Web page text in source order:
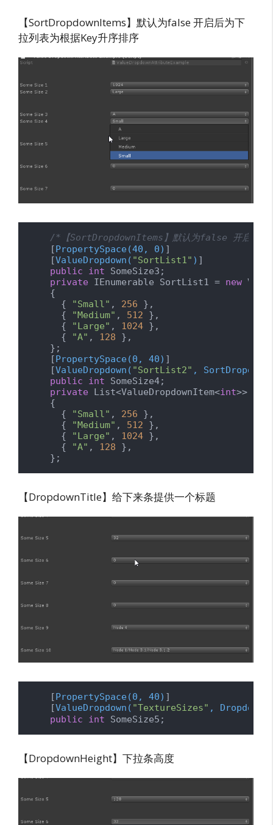
【SortDropdownItems】默认为false 开启后为下
拉列表为根据Key升序排序
/*【SortDropdownItems】默认为false 开启后为
    [
PropertySpace(40, 0) ]
    [
ValueDropdown( "SortList1" ) ]
public
int SomeSize3;
private IEnumerable SortList1 = new
    {
      {
"Small" , 256 },
      {
"Medium" , 512 },
      {
"Large" , 1024 },
      {
"A" , 128 },
    };
    [
PropertySpace(0, 40) ]
    [
ValueDropdown( "SortList2" ,
public
int SomeSize4;
private List<ValueDropdownItem<int>>
    {
      {
"Small" , 256 },
      {
"Medium" , 512 },
      {
"Large" , 1024 },
      {
"A" , 128 },
    };
【DropdownTitle】给下来条提供一个标题
    [
PropertySpace(0, 40) ]
    [
ValueDropdown( "TextureSizes" ,
public
int SomeSize5;
【DropdownHeight】下拉条高度